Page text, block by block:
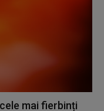
mai fierbinți